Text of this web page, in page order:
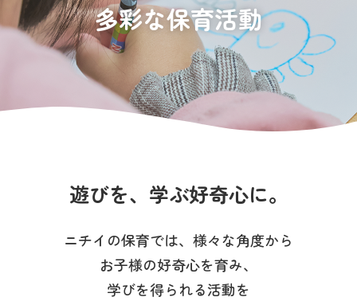
子育てひろばのご紹介
写真販売サービス
よくあるご質問
保育園に関するお問い合わせ
福利厚生サービスをご利用の方へ
多彩な保育活動
遊びを、学ぶ好奇心に。
ニチイの保育では、様々な角度から
お子様の好奇心を育み、
学びを得られる活動を